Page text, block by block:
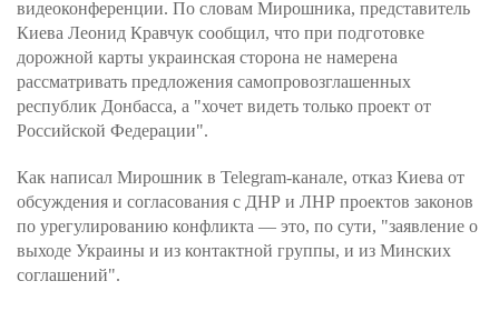
видеоконференции. По словам Мирошника, представитель
Киева Леонид Кравчук сообщил, что при подготовке
дорожной карты украинская сторона не намерена
рассматривать предложения самопровозглашенных
республик Донбасса, а "хочет видеть только проект от
Российской Федерации".
Как написал Мирошник в Telegram-канале, отказ Киева от
обсуждения и согласования с ДНР и ЛНР проектов законов
по урегулированию конфликта — это, по сути, "заявление о
выходе Украины и из контактной группы, и из Минских
соглашений".